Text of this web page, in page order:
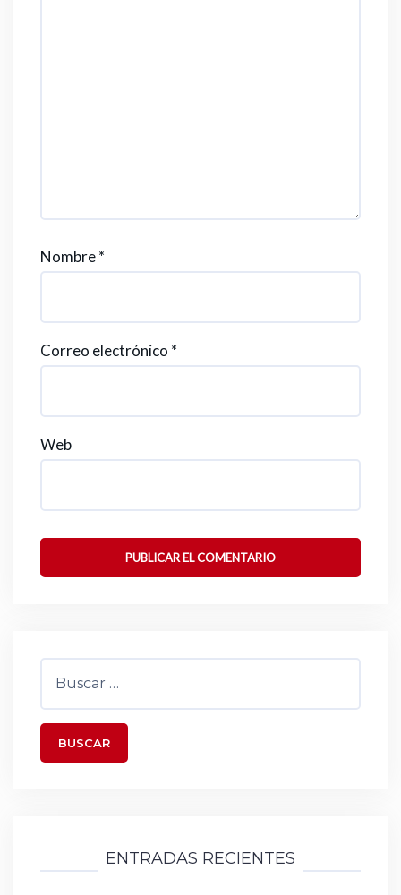
Nombre*
Correo electrónico *
Web
ENTRADAS RECIENTES